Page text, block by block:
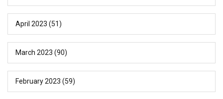
April 2023 (51)
March 2023 (90)
February 2023 (59)